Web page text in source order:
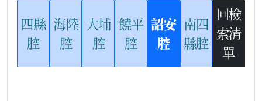
四縣
腔
海陸
腔
大埔
腔
饒平
腔
詔安
腔
南四
縣腔
回檢
索清
單